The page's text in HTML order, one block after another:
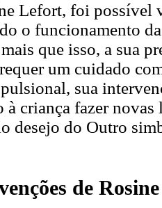
Lefort, foi possível
o funcionamento
que isso, a sua
um cuidado
sua
criança fazer novas
desejo do Outro
de